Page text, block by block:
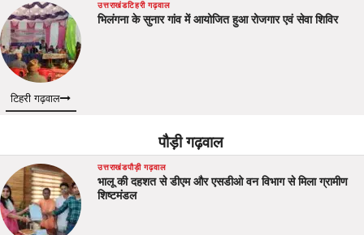
उत्तराखंडटिहरी गढ़वाल
भिलंगना के सुनार गांव में आयोजित हुआ रोजगार एवं सेवा शिविर
टिहरी गढ़वाल
पौड़ी गढ़वाल
उत्तराखंडपौड़ी गढ़वाल
भालू की दहशत से डीएम और एसडीओ वन विभाग से मिला ग्रामीण
शिष्टमंडल